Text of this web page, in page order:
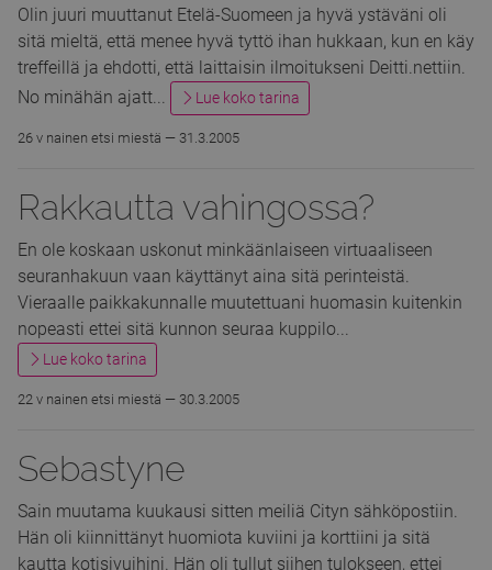
Olin juuri muuttanut Etelä-Suomeen ja hyvä ystäväni oli
sitä mieltä, että menee hyvä tyttö ihan hukkaan, kun en käy
treffeillä ja ehdotti, että laittaisin ilmoitukseni Deitti.nettiin.
No minähän ajatt...
Lue koko tarina
26 v nainen etsi miestä — 31.3.2005
Rakkautta vahingossa?
En ole koskaan uskonut minkäänlaiseen virtuaaliseen
seuranhakuun vaan käyttänyt aina sitä perinteistä.
Vieraalle paikkakunnalle muutettuani huomasin kuitenkin
nopeasti ettei sitä kunnon seuraa kuppilo...
Lue koko tarina
22 v nainen etsi miestä — 30.3.2005
Sebastyne
Sain muutama kuukausi sitten meiliä Cityn sähköpostiin.
Hän oli kiinnittänyt huomiota kuviini ja korttiini ja sitä
kautta kotisivuihini. Hän oli tullut siihen tulokseen, ettei